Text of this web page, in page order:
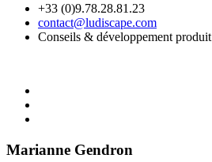
+33 (0)9.78.28.81.23
contact@ludiscape.com
Conseils & développement produit
Marianne Gendron